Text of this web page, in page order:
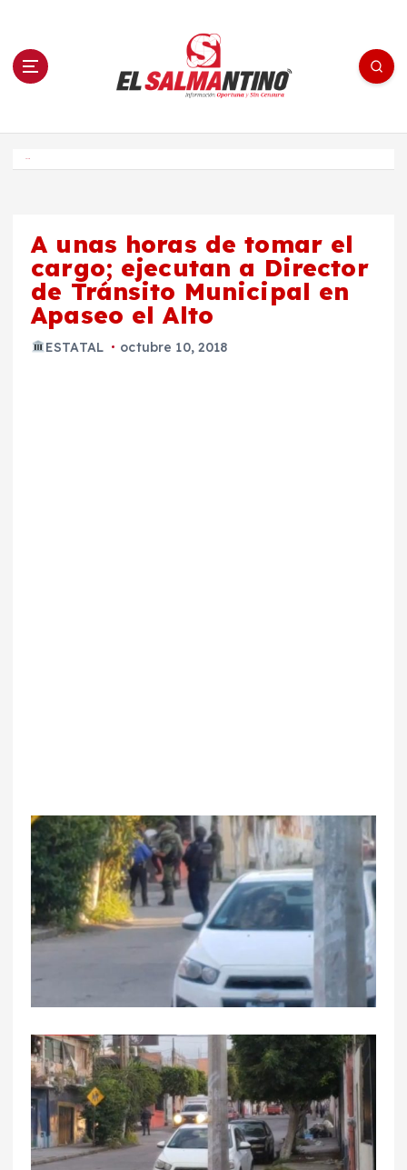
n El Salmantino - medios/noticias/editorial
A unas horas de tomar el
cargo; ejecutan a Director
de Tránsito Municipal en
Apaseo el Alto
ESTATAL octubre 10, 2018